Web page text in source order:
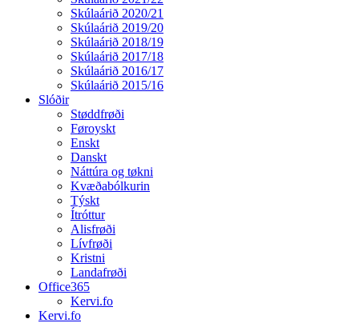
Skúlaárið 2020/21
Skúlaárið 2019/20
Skúlaárið 2018/19
Skúlaárið 2017/18
Skúlaárið 2016/17
Skúlaárið 2015/16
Slóðir
Støddfrøði
Føroyskt
Enskt
Danskt
Náttúra og tøkni
Kvæðabólkurin
Týskt
Ítróttur
Alisfrøði
Lívfrøði
Kristni
Landafrøði
Office365
Kervi.fo
Kervi.fo